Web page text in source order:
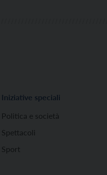
Iniziative speciali
Politica e società
Spettacoli
Sport